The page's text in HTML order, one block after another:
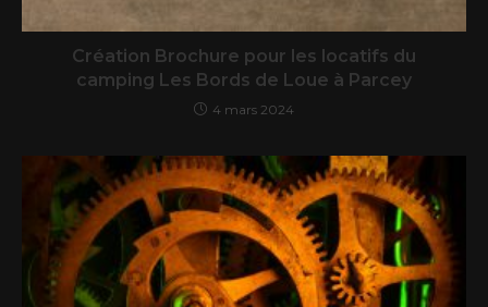
Création Brochure pour les locatifs du
camping Les Bords de Loue à Parcey
4 mars 2024